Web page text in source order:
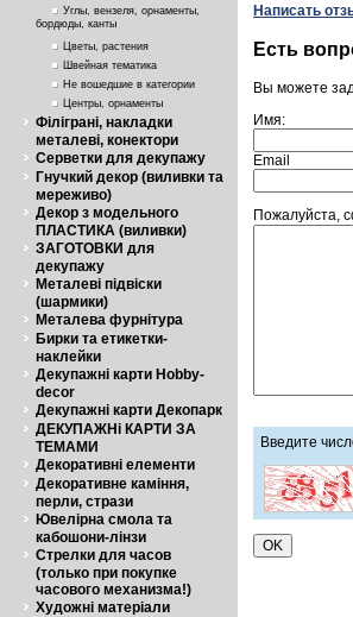
Углы, вензеля, орнаменты,
бордюды, канты
Цветы, растения
Швейная тематика
Не вошедшие в категории
Центры, орнаменты
Філіграні, накладки
металеві, конектори
Серветки для декупажу
Гнучкий декор (виливки та
мереживо)
Декор з модельного
ПЛАСТИКА (виливки)
ЗАГОТОВКИ для
декупажу
Металеві підвіски
(шармики)
Металева фурнітура
Бирки та етикетки-
наклейки
Декупажні карти Hobby-
decor
Декупажні карти Декопарк
ДЕКУПАЖНі КАРТИ ЗА
ТЕМАМИ
Декоративні елементи
Декоративне каміння,
перли, стрази
Ювелірна смола та
кабошони-лінзи
Стрелки для часов
(только при покупке
часового механизма!)
Художні матеріали
Написать
Есть
Вы можете
Имя:
Email
Пожалуйста,
Введите